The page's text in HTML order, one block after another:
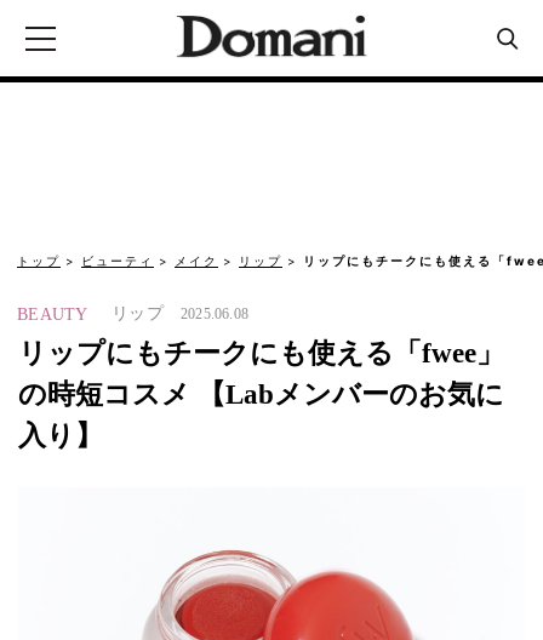
トップ ビューティ メイク リップ リップにもチークにも使える「
BEAUTY リップ 2025.06.08
リップにもチークにも使える「fwee」
の時短コスメ 【Labメンバーのお気に
入り】